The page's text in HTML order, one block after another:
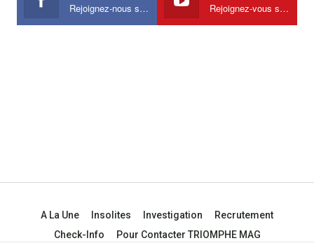
Rejoignez-nous sur Facebook Rejoignez-vous sur Youtube
A La Une Insolites Investigation
Recrutement
Check-Info
Pour Contacter TRIOMPHE MAG